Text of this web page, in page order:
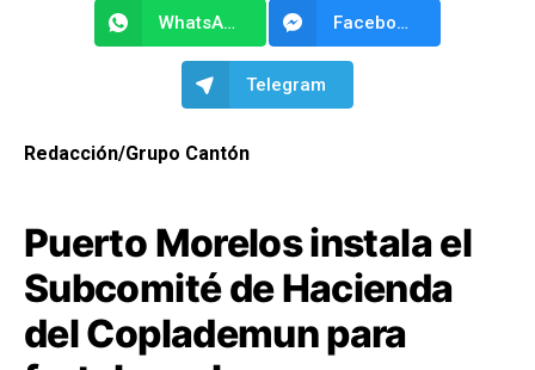
WhatsApp Facebook Messenger
Telegram
Redacción/Grupo Cantón
Puerto Morelos instala el
Subcomité de Hacienda
del Coplademun para